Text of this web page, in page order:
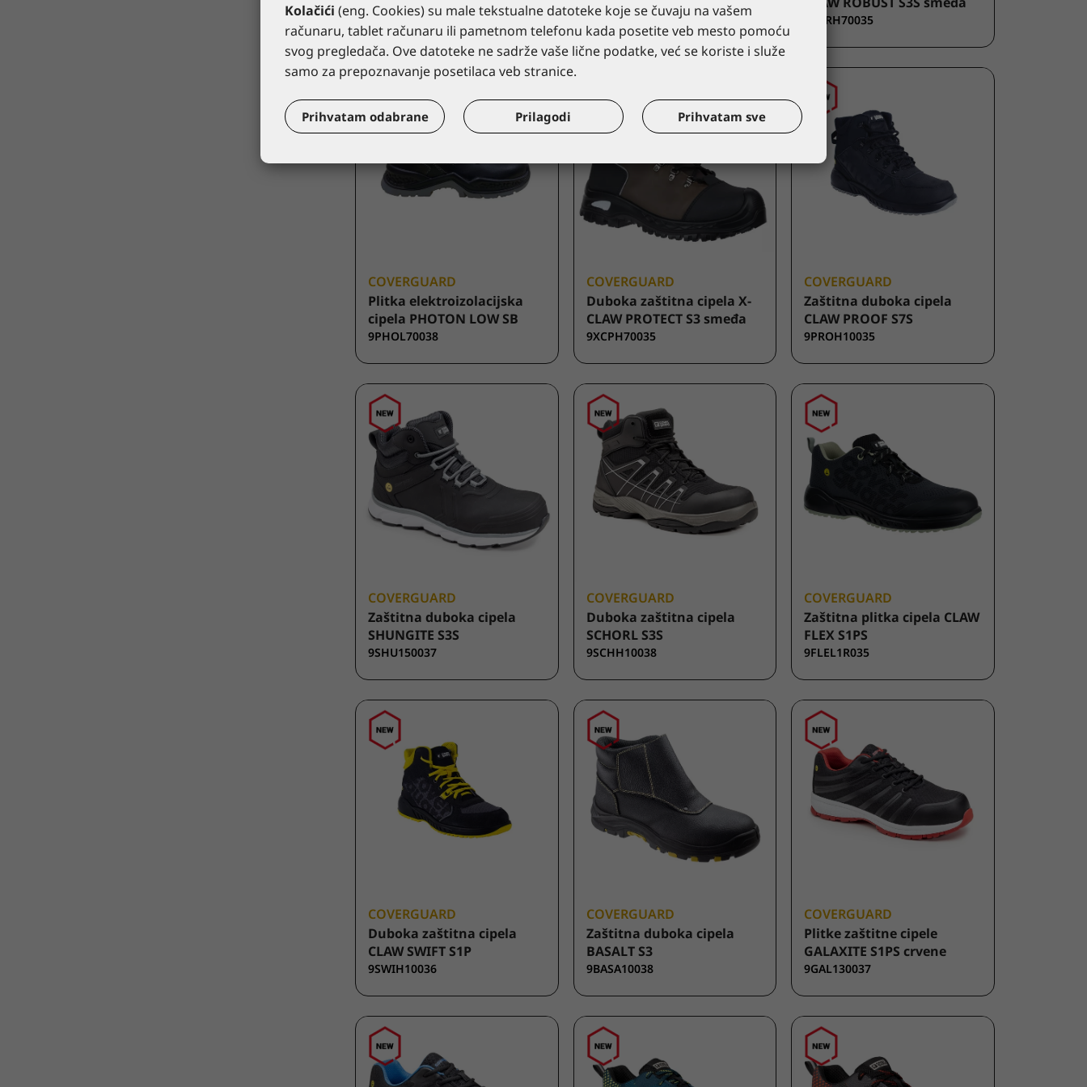
9XCWH70035 9PHOM70038 9XCRH70035
COVERGUARD
Plitka elektroizolacijska
cipela PHOTON LOW SB
9PHOL70038
COVERGUARD
Duboka zaštitna cipela X-
CLAW PROTECT S3 smeđa
9XCPH70035
COVERGUARD
Zaštitna duboka cipela
CLAW PROOF S7S
9PROH10035
COVERGUARD
Zaštitna duboka cipela
SHUNGITE S3S
9SHU150037
COVERGUARD
Duboka zaštitna cipela
SCHORL S3S
9SCHH10038
COVERGUARD
Zaštitna plitka cipela CLAW
FLEX S1PS
9FLEL1R035
COVERGUARD
Duboka zaštitna cipela
CLAW SWIFT S1P
9SWIH10036
COVERGUARD
Zaštitna duboka cipela
BASALT S3
9BASA10038
COVERGUARD
Plitke zaštitne cipele
GALAXITE S1PS crvene
9GAL130037
Kolačići (eng. Cookies) su male tekstualne datoteke koje se čuvaju na vašem
računaru, tablet računaru ili pametnom telefonu kada posetite veb mesto pomoću
svog pregledača. Ove datoteke ne sadrže vaše lične podatke, već se koriste i služe
samo za prepoznavanje posetilaca veb stranice.
Prihvatam odabrane Prilagodi Prihvatam sve